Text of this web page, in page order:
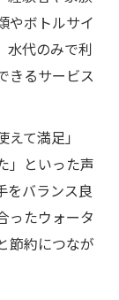
やボトルサイ
水代のみで利
きるサービス
て満足」
」といった声
をバランス良
ったウォータ
節約につなが